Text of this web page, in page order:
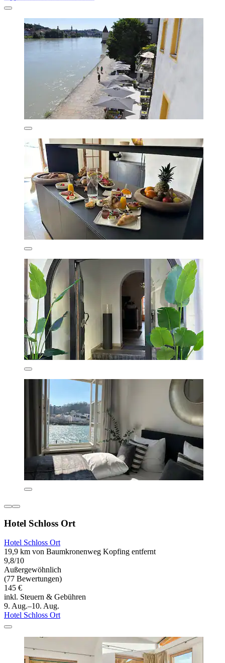
Hotel Schloss Ort
Hotel Schloss Ort
19,9 km von Baumkronenweg Kopfing entfernt
9,8/10
Außergewöhnlich
(77 Bewertungen)
145 €
inkl. Steuern & Gebühren
9. Aug.–10. Aug.
Hotel Schloss Ort